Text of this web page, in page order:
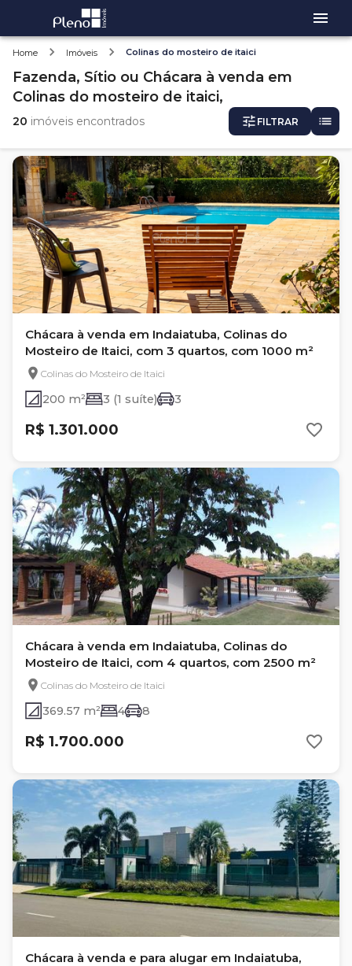
Home Imóveis Colinas do mosteiro de itaici
Fazenda, Sítio ou Chácara à venda em
Colinas do mosteiro de itaici,
20 imóveis encontrados FILTRAR
Chácara à venda em Indaiatuba, Colinas do
Mosteiro de Itaici, com 3 quartos, com 1000 m²
Colinas do Mosteiro de Itaici
200 m² 3 (1 suíte) 3
R$ 1.301.000
Chácara à venda em Indaiatuba, Colinas do
Mosteiro de Itaici, com 4 quartos, com 2500 m²
Colinas do Mosteiro de Itaici
369.57 m² 4 8
R$ 1.700.000
Chácara à venda e para alugar em Indaiatuba,